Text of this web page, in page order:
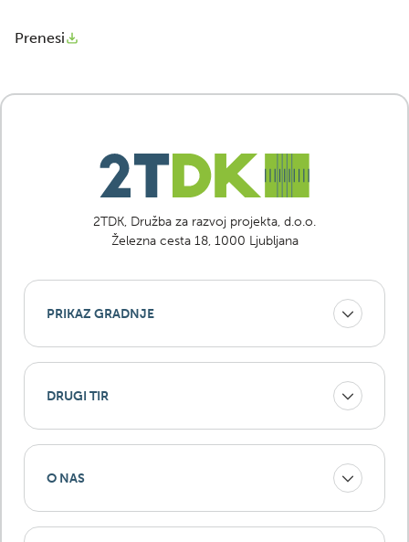
Prenesi
2TDK, Družba za razvoj projekta, d.o.o.
Železna cesta 18, 1000 Ljubljana
PRIKAZ GRADNJE
DRUGI TIR
O NAS